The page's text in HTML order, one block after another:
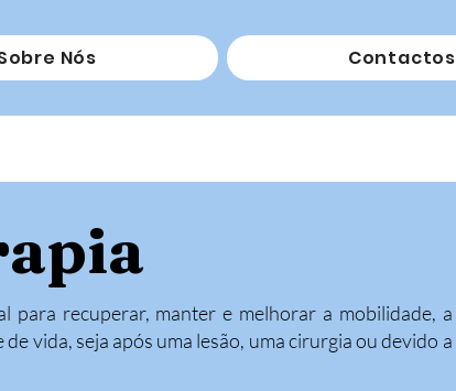
Nós Contactos
para recuperar, manter e melhorar a mobilidade, a
vida, seja após uma lesão, uma cirurgia ou devido a